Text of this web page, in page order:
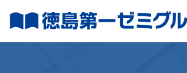
ン
ー